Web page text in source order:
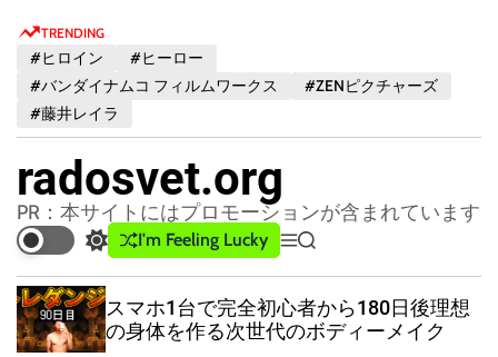
TRENDING
#ヒロイン
#ヒーロー
#バンダイナムコ フィルムワークス
#ZENピクチャーズ
#藤井レイラ
radosvet.org
PR：本サイトにはプロモーションが含まれています
S
w
i
t
c
I'm Feeling Lucky
M
e
u
S
e
a
r
c
スマホ1台で完全初心者から180日後理想
の身体を作る次世代のボディーメイク